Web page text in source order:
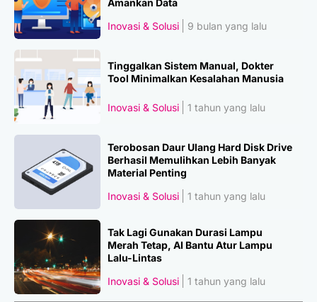
Amankan Data
Inovasi & Solusi
9 bulan yang lalu
Tinggalkan Sistem Manual, Dokter
Tool Minimalkan Kesalahan Manusia
Inovasi & Solusi 1 tahun yang lalu
Terobosan Daur Ulang Hard Disk Drive
Berhasil Memulihkan Lebih Banyak
Material Penting
Inovasi & Solusi
1 tahun yang lalu
Tak Lagi Gunakan Durasi Lampu
Merah Tetap, AI Bantu Atur Lampu
Lalu-Lintas
Inovasi & Solusi
1 tahun yang lalu